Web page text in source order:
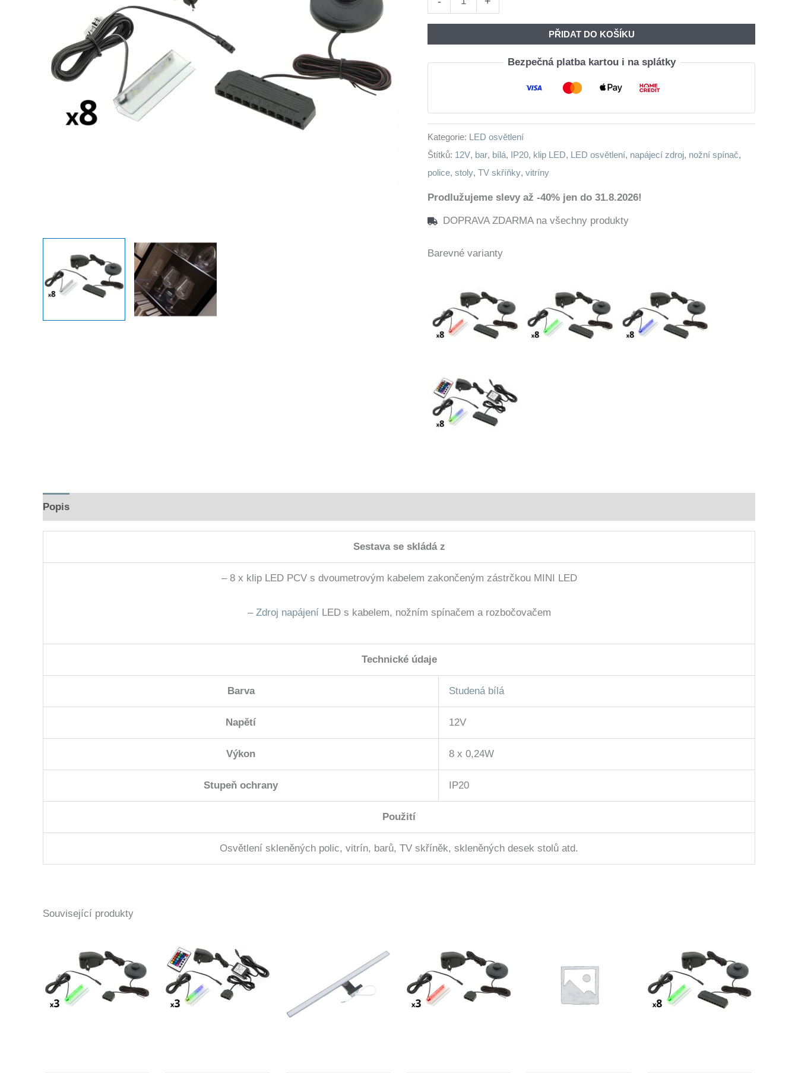
osvětlení
PŘIDAT DO KOŠÍKU
Bezpečná platba kartou i na splátky
Kategorie: LED osvětlení
Štítků: 12V, bar, bílá, IP20, klip LED, LED osvětlení, napájecí zdroj, nožní spínač,
police, stoly, TV skříňky, vitríny
Prodlužujeme slevy až -40% jen do 31.8.2026!
DOPRAVA ZDARMA na všechny produkty
Barevné varianty
Popis
Sestava se skládá z
– 8 x klip LED PCV s dvoumetrovým kabelem zakončeným zástrčkou MINI LED
– Zdroj napájeníLED s kabelem, nožním spínačem a rozbočovačem
Technické údaje
Barva Studená bílá
Napětí 12V
Výkon 8 x 0,24W
Stupeň ochrany IP20
Použití
Osvětlení skleněných polic, vitrín, barů, TV skříněk, skleněných desek stolů atd.
Související produkty